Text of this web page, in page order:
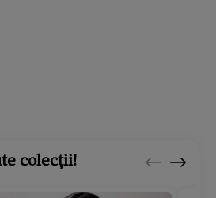
colecții!